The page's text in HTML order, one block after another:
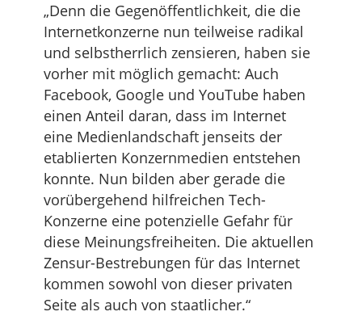
„Denn die Gegenöffentlichkeit, die die
Internetkonzerne nun teilweise radikal
und selbstherrlich zensieren, haben sie
vorher mit möglich gemacht: Auch
Facebook, Google und YouTube haben
einen Anteil daran, dass im Internet
eine Medienlandschaft jenseits der
etablierten Konzernmedien entstehen
konnte. Nun bilden aber gerade die
vorübergehend hilfreichen Tech-
Konzerne eine potenzielle Gefahr für
diese Meinungsfreiheiten. Die aktuellen
Zensur-Bestrebungen für das Internet
kommen sowohl von dieser privaten
Seite als auch von staatlicher.“